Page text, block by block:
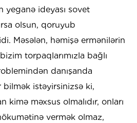
yeganə ideyası sovet
olsun, qoruyub
Məsələn, həmişə ermənilərin
torpaqlarımızla bağlı
danışanda
bilmək istəyirsinizsə ki,
kimə məxsus olmalıdır, onları
vermək olmaz,